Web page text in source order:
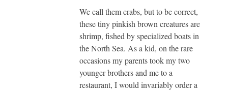
We call them crabs, but to be correct,
these tiny pinkish brown creatures are
shrimp, fished by specialized boats in
the North Sea. As a kid, on the rare
occasions my parents took my two
younger brothers and me to a
restaurant, I would invariably order a